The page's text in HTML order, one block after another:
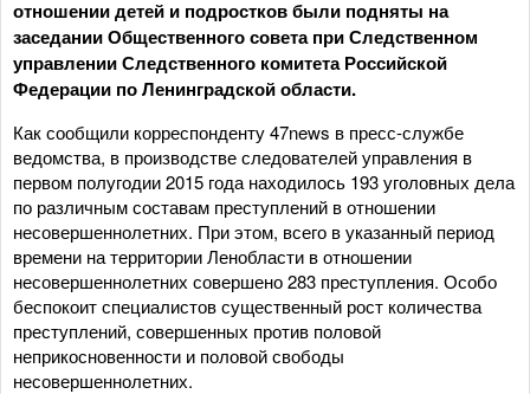
отношении детей и подростков были подняты на
заседании Общественного совета при Следственном
управлении Следственного комитета Российской
Федерации по Ленинградской области.
Как сообщили корреспонденту 47news в пресс-службе
ведомства, в производстве следователей управления в
первом полугодии 2015 года находилось 193 уголовных дела
по различным составам преступлений в отношении
несовершеннолетних. При этом, всего в указанный период
времени на территории Ленобласти в отношении
несовершеннолетних совершено 283 преступления. Особо
беспокоит специалистов существенный рост количества
преступлений, совершенных против половой
неприкосновенности и половой свободы
несовершеннолетних.